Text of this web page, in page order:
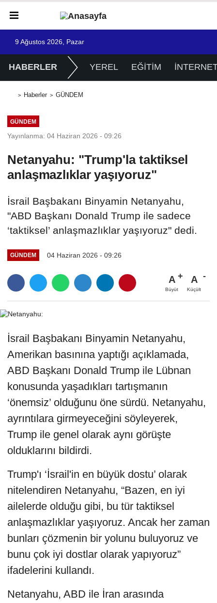
9 Ağustos 2026, Pazar
HABERLER YEREL EĞİTİM
Haberler GÜNDEM
GÜNDEM
Yayınlanma: 04 Haziran 2026 - 09:26
Netanyahu: "Trump'la taktiksel
anlaşmazlıklar yaşıyoruz"
İsrail Başbakanı Binyamin Netanyahu,
"ABD Başkanı Donald Trump ile sadece
‘taktiksel’ anlaşmazlıklar yaşıyoruz" dedi.
GÜNDEM 04 Haziran 2026 - 09:26
A
Büyüt
A
Küçült
İsrail Başbakanı Binyamin Netanyahu,
Amerikan basınına yaptığı açıklamada,
ABD Başkanı Donald Trump ile Lübnan
konusunda yaşadıkları tartışmanın
‘önemsiz’ olduğunu öne sürdü. Netanyahu,
ayrıntılara girmeyeceğini söyleyerek,
Trump ile genel olarak aynı görüşte
olduklarını bildirdi.
Trump'ı ‘İsrail'in en büyük dostu’ olarak
nitelendiren Netanyahu, “Bazen, en iyi
ailelerde olduğu gibi, bu tür taktiksel
anlaşmazlıklar yaşıyoruz. Ancak her zaman
bunları çözmenin bir yolunu buluyoruz ve
bunu çok iyi dostlar olarak yapıyoruz”
ifadelerini kullandı.
Netanyahu, ABD ile İran arasında